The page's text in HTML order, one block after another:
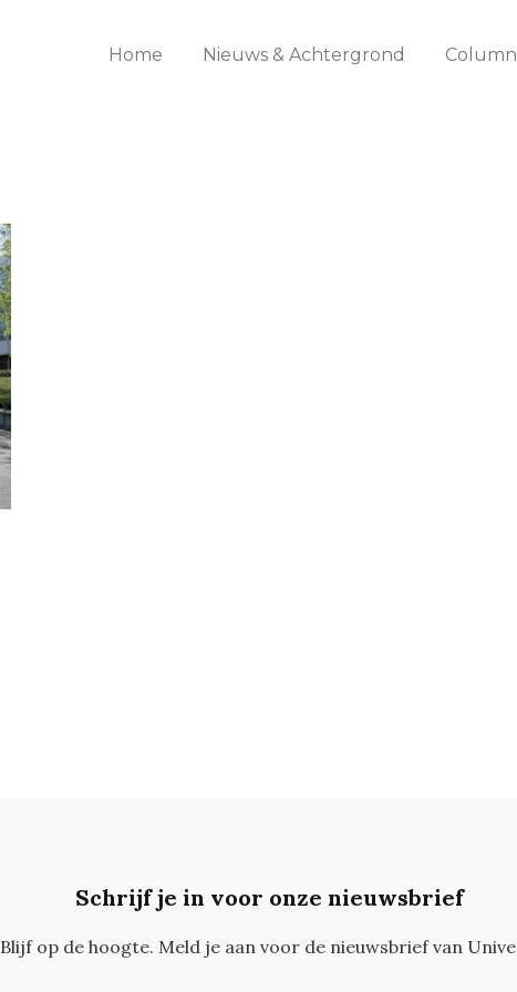
Home Nieuws & Achtergrond
Schrijf je in voor onze nieuwsbrief
Blijf op de hoogte. Meld je aan voor de nieuwsbrief van